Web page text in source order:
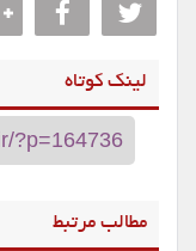
لینک کوتاه
مطالب مرتبط